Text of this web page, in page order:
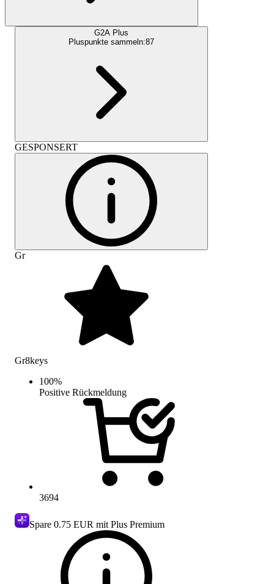
G2A Plus
Pluspunkte sammeln:87
GESPONSERT
Gr
Gr8keys
100%
Positive Rückmeldung
3694
Spare 0.75 EUR mit Plus Premium